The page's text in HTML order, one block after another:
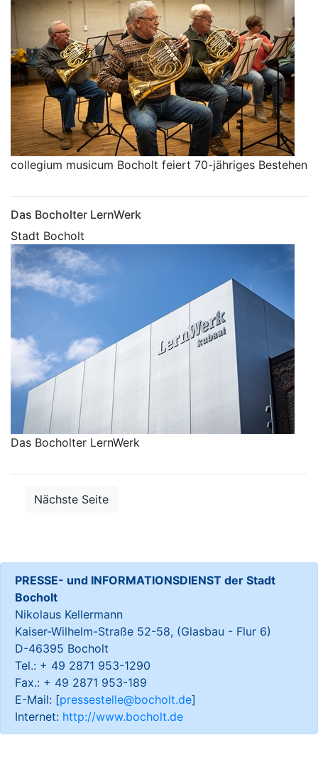
collegium musicum Bocholt feiert 70-jähriges Bestehen
Das Bocholter LernWerk
Stadt Bocholt
Das Bocholter LernWerk
Nächste Seite
PRESSE- und INFORMATIONSDIENST der Stadt
Bocholt
Nikolaus Kellermann
Kaiser-Wilhelm-Straße 52-58, (Glasbau - Flur 6)
D-46395 Bocholt
Tel.: + 49 2871 953-1290
Fax.: + 49 2871 953-189
E-Mail: [pressestelle@bocholt.de]
Internet: http://www.bocholt.de